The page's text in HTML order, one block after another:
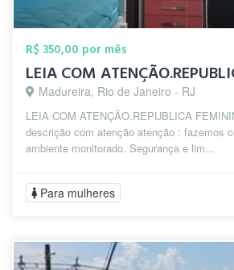
R$ 350,00 por mês
Madureira, Rio de Janeiro - RJ
LEIA COM ATENÇÃO.REPUBLICA
descrição com atenção atenção : fazemos
ambiente monitorado. Segurança e lim...
Para mulheres